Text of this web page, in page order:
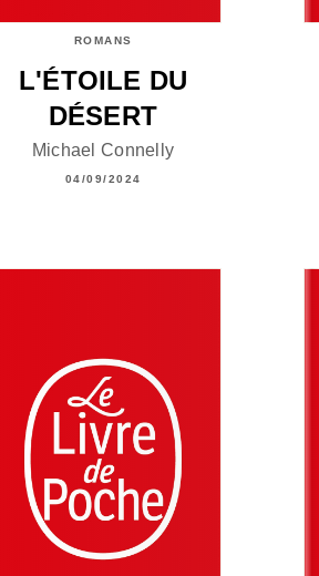
ROMANS
L'ÉTOILE DU
DÉSERT
Michael Connelly
04/09/2024